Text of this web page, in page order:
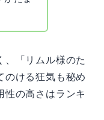
、「リムル様のた
のける狂気も秘め
性の高さはランキ